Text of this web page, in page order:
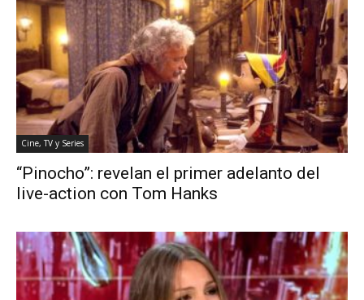
Cine, TV y Series
“Pinocho”: revelan el primer adelanto del
live-action con Tom Hanks